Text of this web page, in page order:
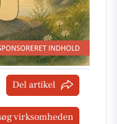
Del artikel
virksomheden